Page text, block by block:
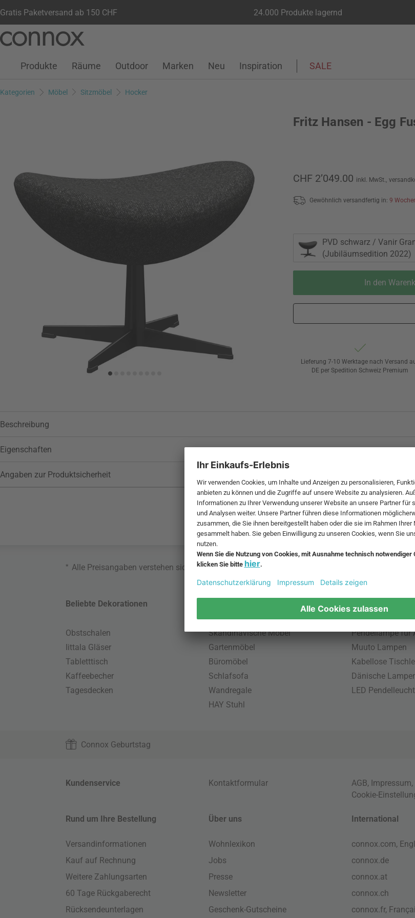
Gratis Paketversand ab 150 CHF 24.000 Produkte lagernd
Seiteninhalt
Suchfeld
Kundenkonto
Wunschliste
Warenkorb
Produkte Räume Outdoor Marken Neu Inspiration SALE
Kategorien Möbel Sitzmöbel Hocker
Fritz Hansen - Egg
CHF 2’049.00 inkl. MwSt.,
Gewöhnlich versandfertig in: 9
PVD schwarz / Vanir
(Jubiläumsedition 2022)
In den
Lieferung 7-10 Werktage nach Versand
DE per Spedition Schweiz Premium
Beschreibung
Eigenschaften
Angaben zur Produktsicherheit
* Alle Preisangaben verstehen sich inklusive MwSt. und zzgl.
Beliebte Dekorationen
Obstschalen
Iittala Gläser
Tabletttisch
Kaffeebecher
Tagesdecken
Skandinavische Möbel
Gartenmöbel
Büromöbel
Schlafsofa
Wandregale
HAY Stuhl
Beliebte Leuchten
Pendellampe für
Muuto Lampen
Kabellose
Dänische
LED
Connox Geburtstag
Kundenservice Kontaktformular AGB, Impressum,
Cookie-
Rund um Ihre Bestellung
Versandinformationen
Kauf auf Rechnung
Weitere Zahlungsarten
60 Tage Rückgaberecht
Rücksendeunterlagen
Über uns
Wohnlexikon
Jobs
Presse
Newsletter
Geschenk-Gutscheine
International
connox.com,
connox.de
connox.at
connox.ch
connox.fr,